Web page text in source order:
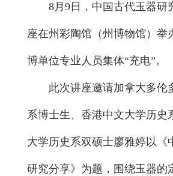
8月9日，中国古代玉器研
座在州彩陶馆（州博物馆）举
博单位专业人员集体“充电”。
此次讲座邀请加拿大多伦
系博士生、香港中文大学历史
大学历史系双硕士廖雅婷以《
研究分享》为题，围绕玉器的